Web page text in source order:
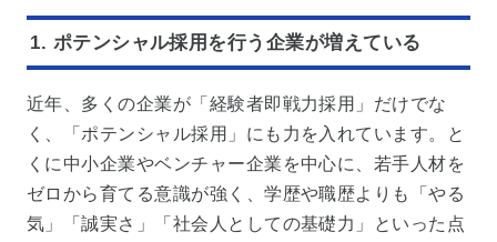
1. ポテンシャル採用を行う企業が増えている
近年、多くの企業が「経験者即戦力採用」だけでな
く、「ポテンシャル採用」にも力を入れています。と
くに中小企業やベンチャー企業を中心に、若手人材を
ゼロから育てる意識が強く、学歴や職歴よりも「やる
気」「誠実さ」「社会人としての基礎力」といった点